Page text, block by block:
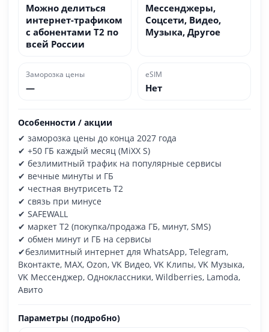
Можно делиться
интернет-трафиком
с абонентами T2 по
всей России
Мессенджеры,
Соцсети, Видео,
Музыка, Другое
Заморозка цены
—
eSIM
Нет
Особенности / акции
✔ заморозка цены до конца 2027 года
✔ +50 ГБ каждый месяц (MiXX S)
✔ безлимитный трафик на популярные сервисы
✔ вечные минуты и ГБ
✔ честная внутрисеть T2
✔ связь при минусе
✔ SAFEWALL
✔ маркет T2 (покупка/продажа ГБ, минут, SMS)
✔ обмен минут и ГБ на сервисы
✔безлимитный интернет для WhatsApp, Telegram,
Вконтакте, MAX, Ozon, VK Видео, VK Клипы, VK Музыка,
VK Мессенджер, Одноклассники, Wildberries, Lamoda,
Авито
Параметры (подробно)